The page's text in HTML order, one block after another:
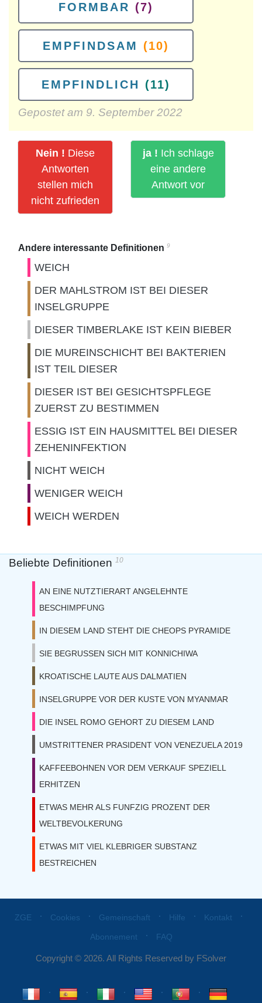
FORMBAR (7)
EMPFINDSAM (10)
EMPFINDLICH (11)
Gepostet am 9. September 2022
Nein ! Diese
Antworten
stellen mich
nicht zufrieden
ja ! Ich schlage
eine andere
Antwort vor
Andere interessante Definitionen 9
WEICH
DER MAHLSTROM IST BEI DIESER
INSELGRUPPE
DIESER TIMBERLAKE IST KEIN BIEBER
DIE MUREINSCHICHT BEI BAKTERIEN
IST TEIL DIESER
DIESER IST BEI GESICHTSPFLEGE
ZUERST ZU BESTIMMEN
ESSIG IST EIN HAUSMITTEL BEI DIESER
ZEHENINFEKTION
NICHT WEICH
WENIGER WEICH
WEICH WERDEN
Beliebte Definitionen 10
AN EINE NUTZTIERART ANGELEHNTE
BESCHIMPFUNG
IN DIESEM LAND STEHT DIE CHEOPS PYRAMIDE
SIE BEGRUSSEN SICH MIT KONNICHIWA
KROATISCHE LAUTE AUS DALMATIEN
INSELGRUPPE VOR DER KUSTE VON MYANMAR
DIE INSEL ROMO GEHORT ZU DIESEM LAND
UMSTRITTENER PRASIDENT VON VENEZUELA 2019
KAFFEEBOHNEN VOR DEM VERKAUF SPEZIELL
ERHITZEN
ETWAS MEHR ALS FUNFZIG PROZENT DER
WELTBEVOLKERUNG
ETWAS MIT VIEL KLEBRIGER SUBSTANZ
BESTREICHEN
ZGE ⋅ Cookies ⋅ Gemeinschaft ⋅ Hilfe ⋅ Kontakt ⋅
Abonnement ⋅ FAQ
Copyright © 2026. All Rights Reserved by FSolver
⋅ ⋅ ⋅ ⋅ ⋅